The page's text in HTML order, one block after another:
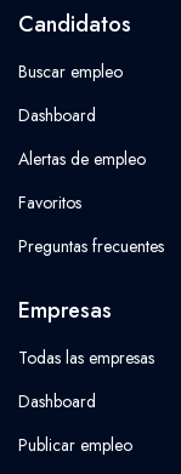
Candidatos
Buscar empleo
Dashboard
Alertas de empleo
Favoritos
Preguntas frecuentes
Empresas
Todas las empresas
Dashboard
Publicar empleo